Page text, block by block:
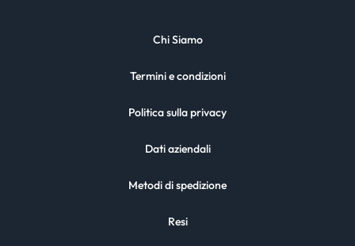
Chi Siamo
Termini e condizioni
Politica sulla privacy
Dati aziendali
Metodi di spedizione
Resi